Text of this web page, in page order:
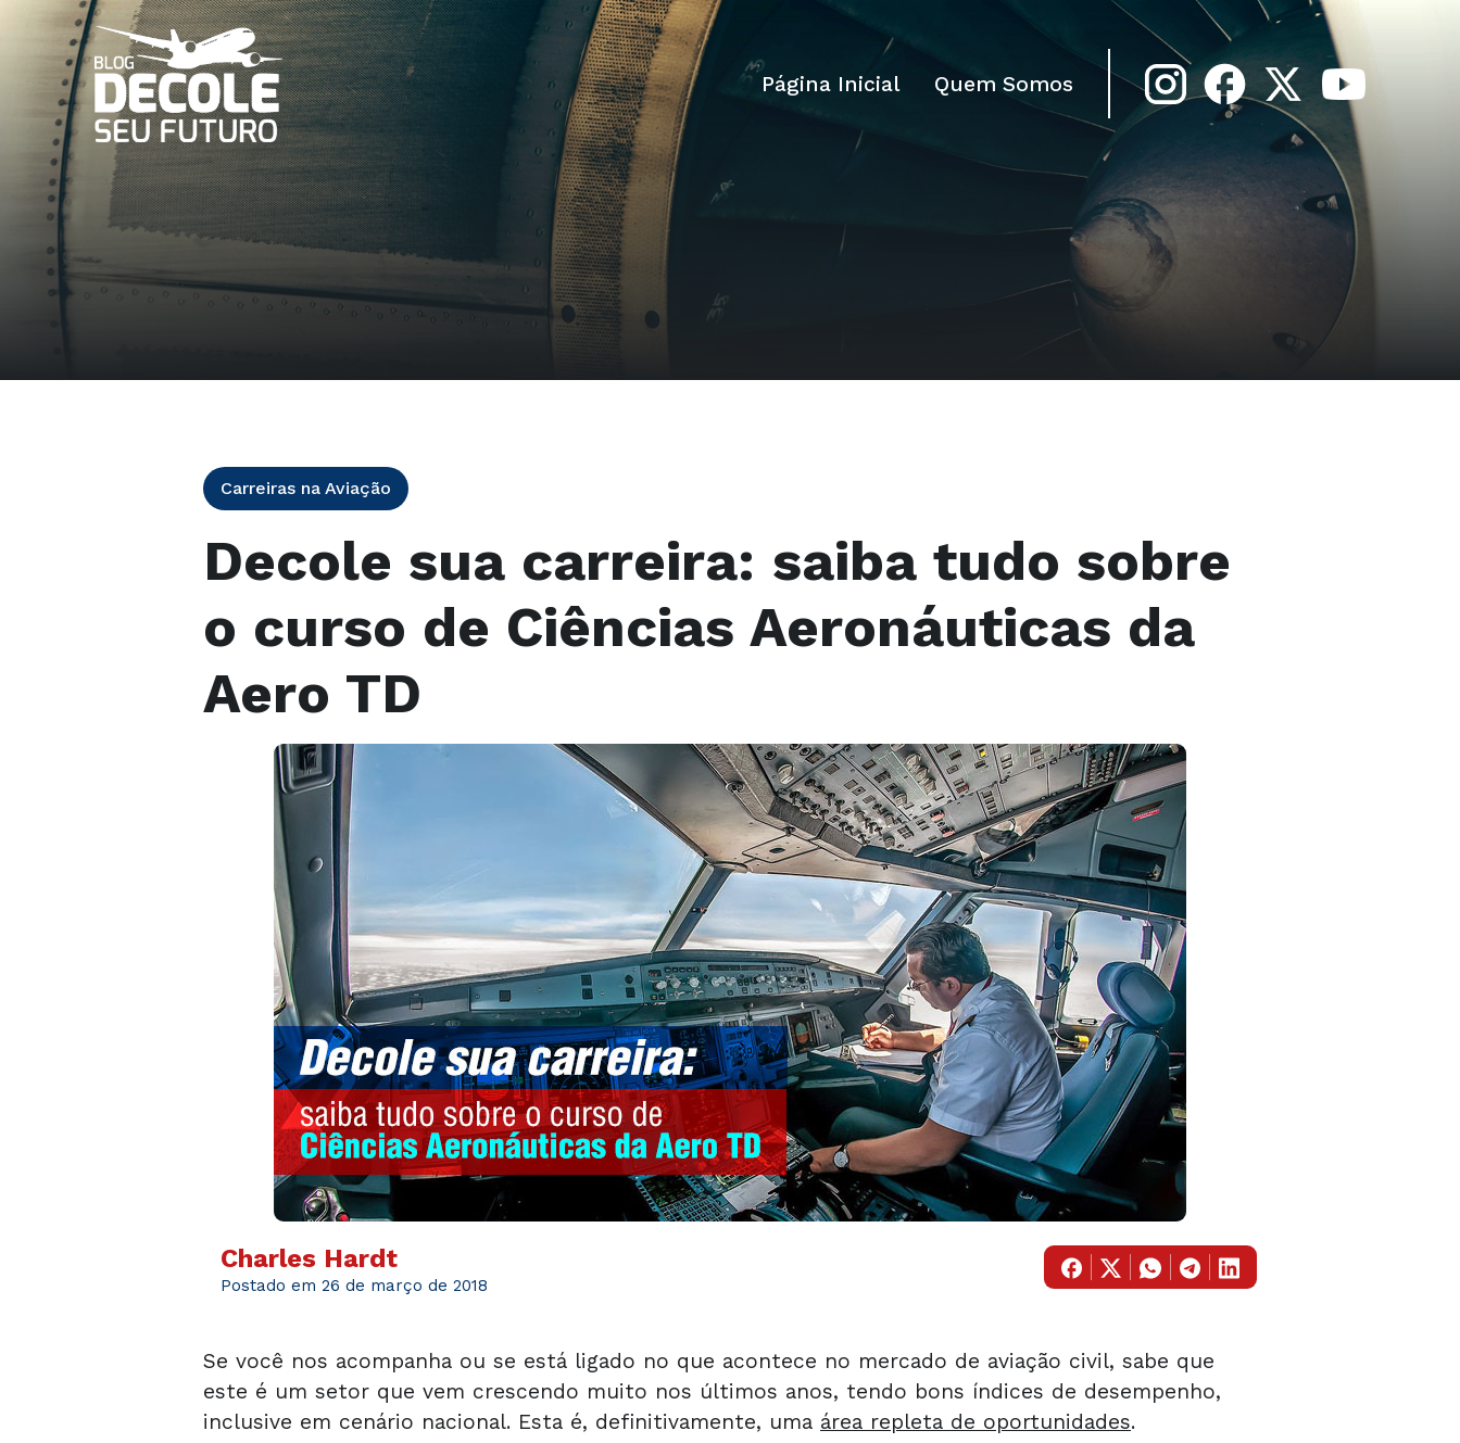
Página Inicial Quem Somos
Carreiras na Aviação
Decole sua carreira: saiba tudo sobre
o curso de Ciências Aeronáuticas da
Aero TD
Charles Hardt
Postado em 26 de março de 2018
Se você nos acompanha ou se está ligado no que acontece no mercado de aviação civil, sabe que
este é um setor que vem crescendo muito nos últimos anos, tendo bons índices de desempenho,
inclusive em cenário nacional. Esta é, definitivamente, uma área repleta de oportunidades.